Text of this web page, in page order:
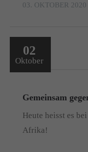
03. OKTOBER 2020
02
Oktober
Gemeinsam
Heute heisst es
Afrika!